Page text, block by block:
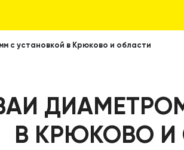
с установкой в Крюково и области
В КРЮКОВО И